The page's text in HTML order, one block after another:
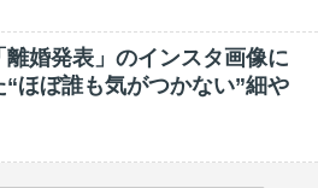
離婚発表」のインスタ画像に
“ほぼ誰も気がつかない”細や